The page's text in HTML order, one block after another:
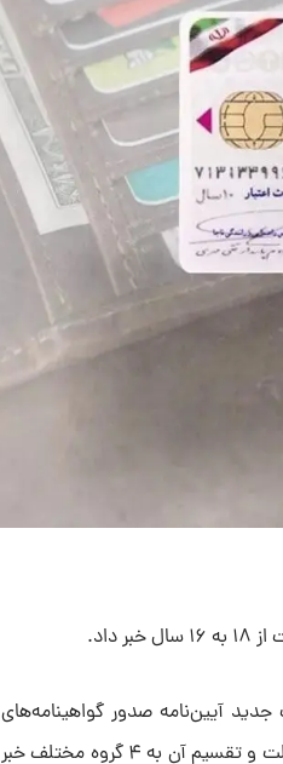
آیین‌نامه صدور گواهینامه‌های
رانندگی، از تغییرات قابل‌توجه در فرآیند دریافت گواهینامه موتورسیکلت و تقسیم آن به ۴ گروه مختلف خبر